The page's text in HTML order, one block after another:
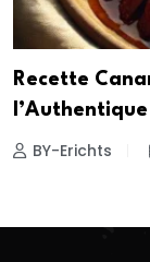
Recette
l’Authentique
BY-Erichts